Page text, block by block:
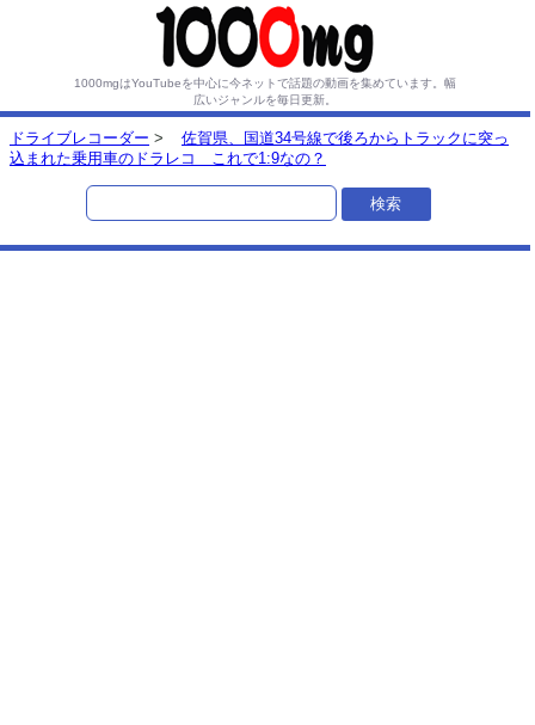
1000mgはYouTubeを中心に今ネットで話題の動画を集めています。 幅
広いジャンルを毎日更新。
ドライブレコーダー >
佐賀県、国道34号線で後ろからトラックに突っ
込まれた乗用車のドラレコ これで1:9なの？